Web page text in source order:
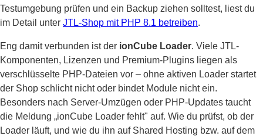
Testumgebung prüfen und ein Backup ziehen solltest, liest du
im Detail unter JTL-Shop mit PHP 8.1 betreiben.
Eng damit verbunden ist der ionCube Loader. Viele JTL-
Komponenten, Lizenzen und Premium-Plugins liegen als
verschlüsselte PHP-Dateien vor – ohne aktiven Loader startet
der Shop schlicht nicht oder bindet Module nicht ein.
Besonders nach Server-Umzügen oder PHP-Updates taucht
die Meldung „ionCube Loader fehlt" auf. Wie du prüfst, ob der
Loader läuft, und wie du ihn auf Shared Hosting bzw. auf dem